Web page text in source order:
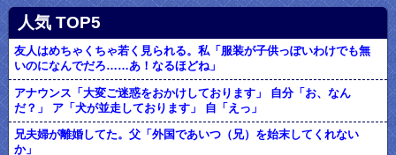
人気 TOP5
友人はめちゃくちゃ若く見られる。私「服装が子供っぽいわけでも無
いのになんでだろ……あ！なるほどね」
アナウンス「大変ご迷惑をおかけしております」 自分「お、なん
だ？」 ア「犬が並走しております」 自「えっ」
兄夫婦が離婚してた。父「外国であいつ（兄）を始末してくれない
か」